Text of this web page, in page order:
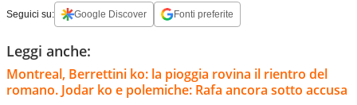
Seguici su: Google Discover Fonti preferite
Leggi anche:
Montreal, Berrettini ko: la pioggia rovina il rientro del
romano. Jodar ko e polemiche: Rafa ancora sotto accusa